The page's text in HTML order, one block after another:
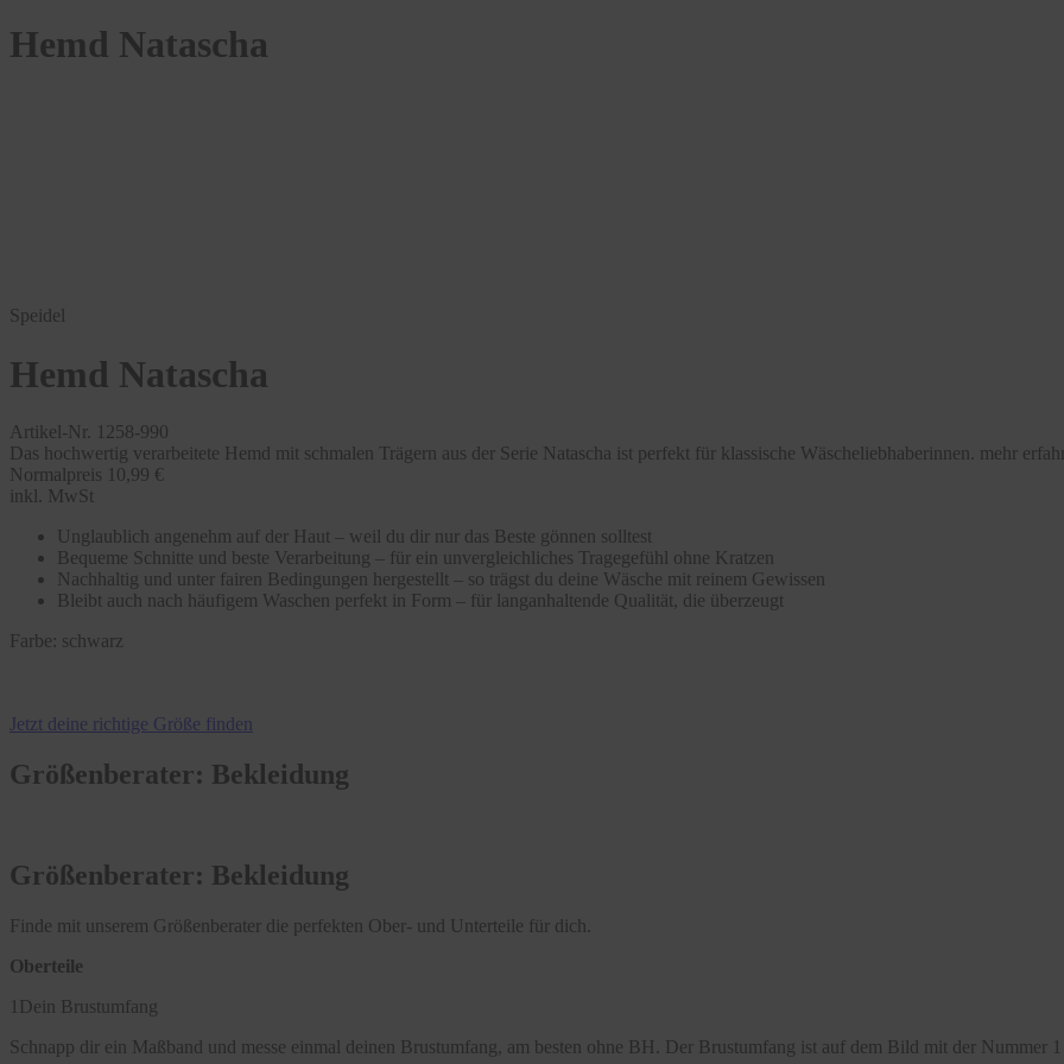
Hemd Natascha
Speidel
Hemd Natascha
Artikel-Nr. 1258-990
Das hochwertig verarbeitete Hemd mit schmalen Trägern aus der Serie Natascha ist perfekt für klassische Wäscheliebhaberinnen. mehr
Normalpreis 10,99 €
inkl. MwSt
Unglaublich angenehm auf der Haut – weil du dir nur das Beste gönnen solltest
Bequeme Schnitte und beste Verarbeitung – für ein unvergleichliches Tragegefühl ohne Kratzen
Nachhaltig und unter fairen Bedingungen hergestellt – so trägst du deine Wäsche mit reinem Gewissen
Bleibt auch nach häufigem Waschen perfekt in Form – für langanhaltende Qualität, die überzeugt
Farbe: schwarz
Jetzt deine richtige Größe finden
Größenberater: Bekleidung
Größenberater: Bekleidung
Finde mit unserem Größenberater die perfekten Ober- und Unterteile für dich.
Oberteile
1 Dein Brustumfang
Schnapp dir ein Maßband und messe einmal deinen Brustumfang, am besten ohne BH. Der Brustumfang ist auf dem Bild mit der Nummer